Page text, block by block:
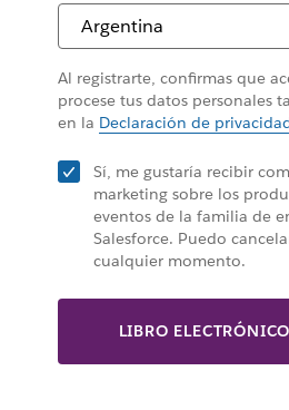
Al registrarte, confirmas que
procese tus datos personales
en la Declaración de
Sí, me gustaría recibir
marketing sobre los
eventos de la familia de
Salesforce. Puedo
cualquier momento.
LIBRO